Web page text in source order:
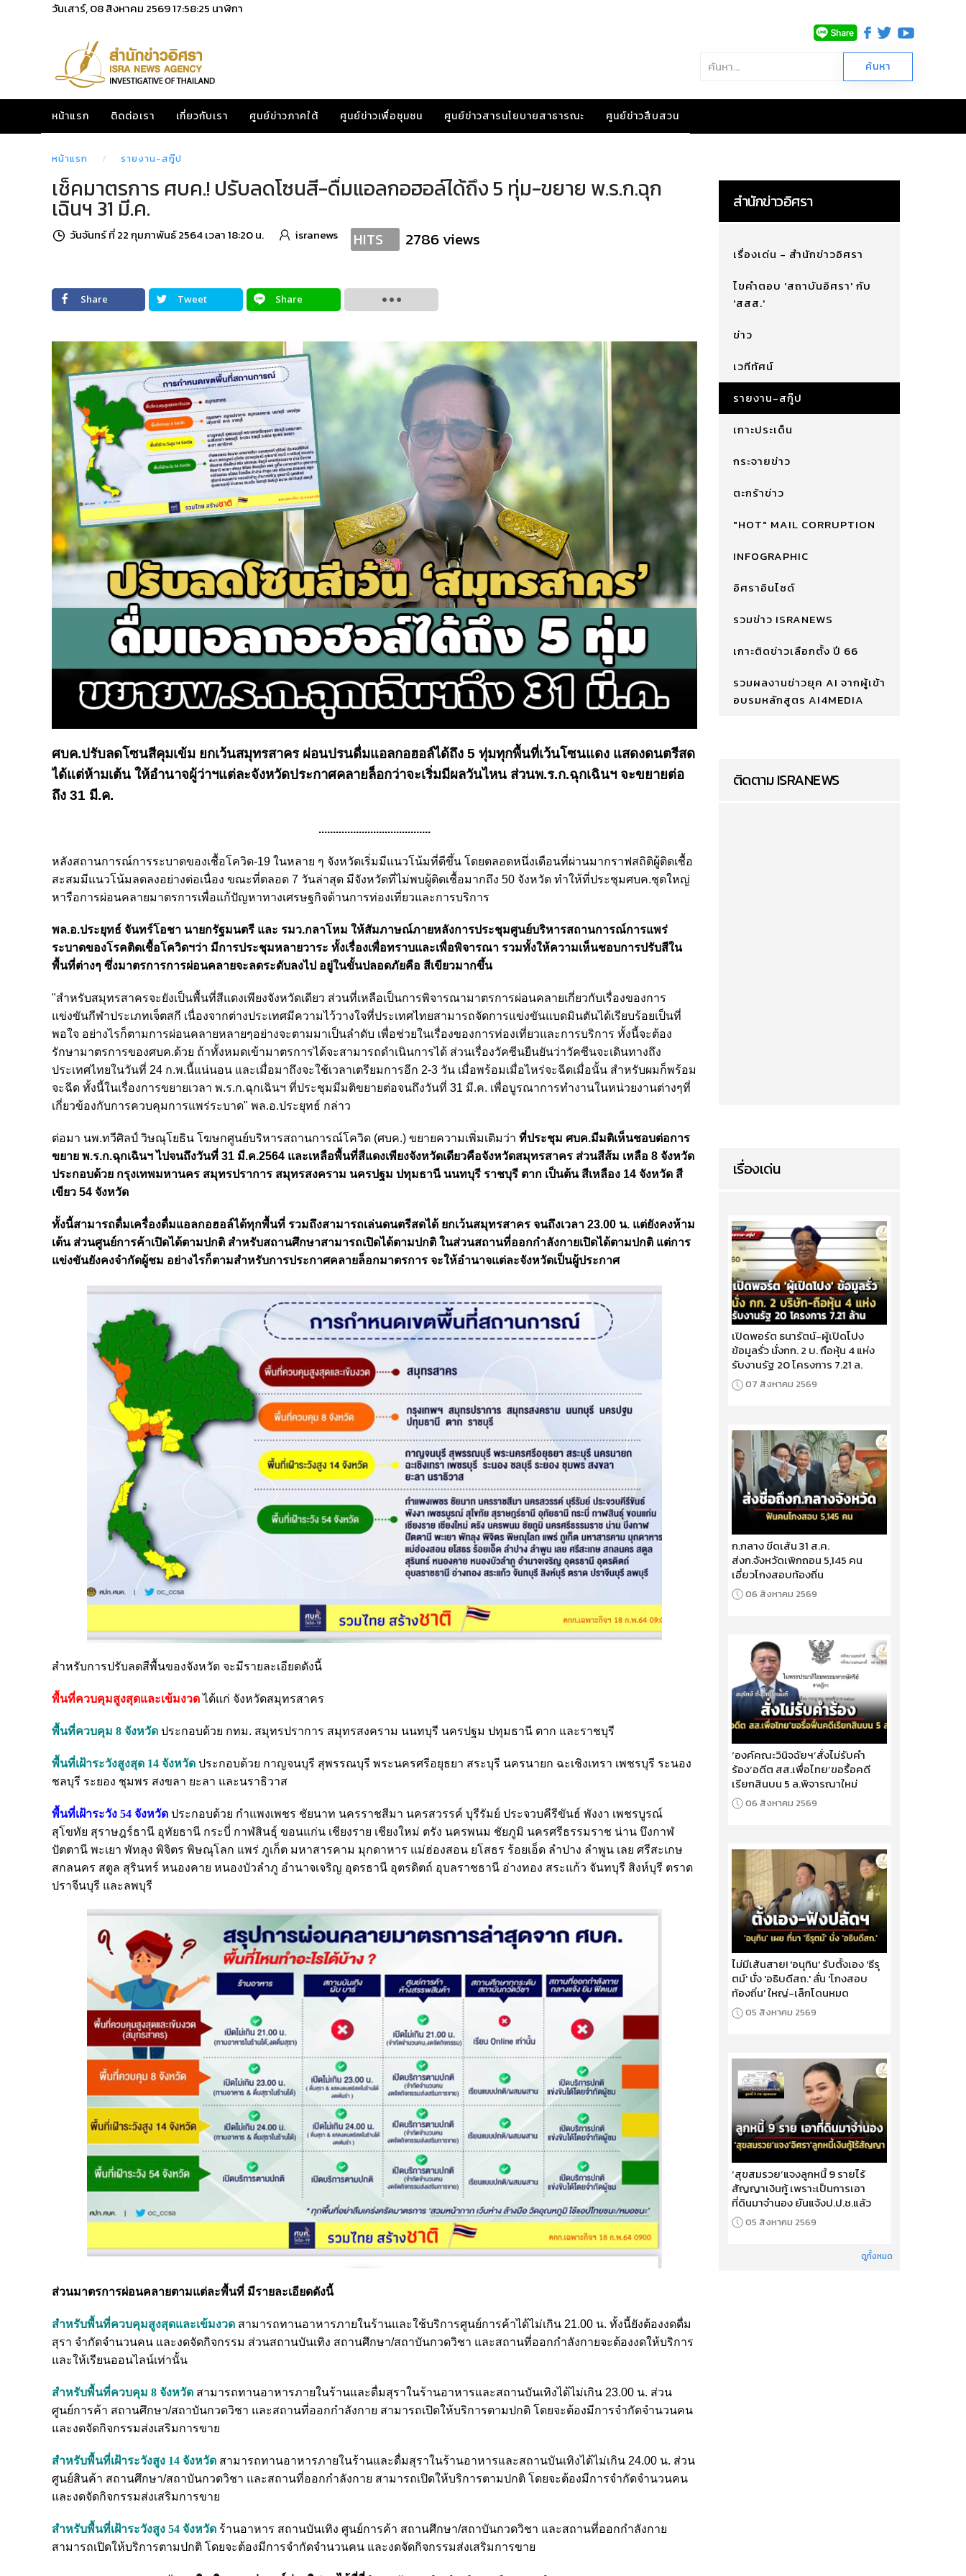
วันเสาร์, 08 สิงหาคม 256917:58:27 นาฬิกา
หน้าแรก ติดต่อเรา เกี่ยวกับเรา ศูนย์ข่าวภาคใต้ ศูนย์ข่าวเพื่อชุมชน ศูนย์ข่าวสารนโยบายสาธารณะ ศูนย์ข่าวสืบสวน
หน้าแรก รายงาน-สกู๊ป
เช็คมาตรการ ศบค.! ปรับลดโซนสี-ดื่มแอลกอฮอล์ได้ถึง 5 ทุ่ม-ขยาย พ.ร.ก.ฉุก
เฉินฯ 31 มี.ค.
วันจันทร์ ที่ 22 กุมภาพันธ์ 2564 เวลา 18:20 น. isranews HITS 2786 views
Share Tweet Share
ศบค.ปรับลดโซนสีคุมเข้ม ยกเว้นสมุทรสาคร ผ่อนปรนดื่มแอลกอฮอล์ได้ถึง 5 ทุ่มทุกพื้นที่เว้นโซนแดง แสดงดนตรีสด
ได้แต่ห้ามเต้น ให้อำนาจผู้ว่าฯแต่ละจังหวัดประกาศคลายล็อกว่าจะเริ่มมีผลวันไหน ส่วนพ.ร.ก.ฉุกเฉินฯ จะขยายต่อ
ถึง 31 มี.ค.
.......................................
หลังสถานการณ์การระบาดของเชื้อโควิด-19 ในหลาย ๆ จังหวัดเริ่มมีแนวโน้มที่ดีขึ้น โดยตลอดหนึ่งเดือนที่ผ่านมากราฟสถิติผู้ติดเชื้อ
สะสมมีแนวโน้มลดลงอย่างต่อเนื่อง ขณะที่ตลอด 7 วันล่าสุด มีจังหวัดที่ไม่พบผู้ติดเชื้อมากถึง 50 จังหวัด ทำให้ที่ประชุมศบค.ชุดใหญ่
หารือการผ่อนคลายมาตรการเพื่อแก้ปัญหาทางเศรษฐกิจด้านการท่องเที่ยวและการบริการ
พล.อ.ประยุทธ์ จันทร์โอชา นายกรัฐมนตรี และ รมว.กลาโหม ให้สัมภาษณ์ภายหลังการประชุมศูนย์บริหารสถานการณ์การแพร่
ระบาดของโรคติดเชื้อโควิดฯว่า มีการประชุมหลายวาระ ทั้งเรื่องเพื่อทราบและเพื่อพิจารณา รวมทั้งให้ความเห็นชอบการปรับสีใน
พื้นที่ต่างๆ ซึ่งมาตรการการผ่อนคลายจะลดระดับลงไป อยู่ในขั้นปลอดภัยคือ สีเขียวมากขึ้น
"สำหรับสมุทรสาครจะยังเป็นพื้นที่สีแดงเพียงจังหวัดเดียว ส่วนที่เหลือเป็นการพิจารณามาตรการผ่อนคลายเกี่ยวกับเรื่องของการ
แข่งขันกีฬาประเภทเจ็ตสกี เนื่องจากต่างประเทศมีความไว้วางใจที่ประเทศไทยสามารถจัดการแข่งขันแบดมินตันได้เรียบร้อยเป็นที่
พอใจ อย่างไรก็ตามการผ่อนคลายหลายๆอย่างจะตามมาเป็นลำดับ เพื่อช่วยในเรื่องของการท่องเที่ยวและการบริการ ทั้งนี้จะต้อง
รักษามาตรการของศบค.ด้วย ถ้าทั้งหมดเข้ามาตรการได้จะสามารถดำเนินการได้ ส่วนเรื่องวัคซีนยืนยันว่าวัคซีนจะเดินทางถึง
ประเทศไทยในวันที่ 24 ก.พ.นี้แน่นอน และเมื่อมาถึงจะใช้เวลาเตรียมการอีก 2-3 วัน เมื่อพร้อมเมื่อไหร่จะฉีดเมื่อนั้น สำหรับผมก็พร้อม
จะฉีด ทั้งนี้ในเรื่องการขยายเวลา พ.ร.ก.ฉุกเฉินฯ ที่ประชุมมีมติขยายต่อจนถึงวันที่ 31 มี.ค. เพื่อบูรณาการทำงานในหน่วยงานต่างๆที่
เกี่ยวข้องกับการควบคุมการแพร่ระบาด" พล.อ.ประยุทธ์ กล่าว
ต่อมา นพ.ทวีศิลป์ วิษณุโยธิน โฆษกศูนย์บริหารสถานการณ์โควิด (ศบค.) ขยายความเพิ่มเติมว่า ที่ประชุม ศบค.มีมติเห็นชอบต่อการ
ขยาย พ.ร.ก.ฉุกเฉินฯ ไปจนถึงวันที่ 31 มี.ค.2564 และเหลือพื้นที่สีแดงเพียงจังหวัดเดียวคือจังหวัดสมุทรสาคร ส่วนสีส้ม เหลือ 8 จังหวัด
ประกอบด้วย กรุงเทพมหานคร สมุทรปราการ สมุทรสงคราม นครปฐม ปทุมธานี นนทบุรี ราชบุรี ตาก เป็นต้น สีเหลือง 14 จังหวัด สี
เขียว 54 จังหวัด
ทั้งนี้สามารถดื่มเครื่องดื่มแอลกอฮอล์ได้ทุกพื้นที่ รวมถึงสามารถเล่นดนตรีสดได้ ยกเว้นสมุทรสาคร จนถึงเวลา 23.00 น. แต่ยังคงห้าม
เต้น ส่วนศูนย์การค้าเปิดได้ตามปกติ สำหรับสถานศึกษาสามารถเปิดได้ตามปกติ ในส่วนสถานที่ออกกำลังกายเปิดได้ตามปกติ แต่การ
แข่งขันยังคงจำกัดผู้ชม อย่างไรก็ตามสำหรับการประกาศคลายล็อกมาตรการ จะให้อำนาจแต่ละจังหวัดเป็นผู้ประกาศ
สำหรับการปรับลดสีพื้นของจังหวัด จะมีรายละเอียดดังนี้
พื้นที่ควบคุมสูงสุดและเข้มงวดได้แก่ จังหวัดสมุทรสาคร
พื้นที่ควบคุม 8 จังหวัด ประกอบด้วย กทม. สมุทรปราการ สมุทรสงคราม นนทบุรี นครปฐม ปทุมธานี ตาก และราชบุรี
พื้นที่เฝ้าระวังสูงสุด 14 จังหวัด ประกอบด้วย กาญจนบุรี สุพรรณบุรี พระนครศรีอยุธยา สระบุรี นครนายก ฉะเชิงเทรา เพชรบุรี ระนอง
ชลบุรี ระยอง ชุมพร สงขลา ยะลา และนราธิวาส
พื้นที่เฝ้าระวัง 54 จังหวัด ประกอบด้วย กำแพงเพชร ชัยนาท นครราชสีมา นครสวรรค์ บุรีรัมย์ ประจวบคีรีขันธ์ พังงา เพชรบูรณ์
สุโขทัย สุราษฎร์ธานี อุทัยธานี กระบี่ กาฬสินธุ์ ขอนแก่น เชียงราย เชียงใหม่ ตรัง นครพนม ชัยภูมิ นครศรีธรรมราช น่าน บึงกาฬ
ปัตตานี พะเยา พัทลุง พิจิตร พิษณุโลก แพร่ ภูเก็ต มหาสารคาม มุกดาหาร แม่ฮ่องสอน ยโสธร ร้อยเอ็ด ลำปาง ลำพูน เลย ศรีสะเกษ
สกลนคร สตูล สุรินทร์ หนองคาย หนองบัวลำภู อำนาจเจริญ อุดรธานี อุตรดิตถ์ อุบลราชธานี อ่างทอง สระแก้ว จันทบุรี สิงห์บุรี ตราด
ปราจีนบุรี และลพบุรี
ส่วนมาตรการผ่อนคลายตามแต่ละพื้นที่ มีรายละเอียดดังนี้
สำหรับพื้นที่ควบคุมสูงสุดและเข้มงวด สามารถทานอาหารภายในร้านและใช้บริการศูนย์การค้าได้ไม่เกิน 21.00 น. ทั้งนี้ยังต้องงดดื่ม
สุรา จำกัดจำนวนคน และงดจัดกิจกรรม ส่วนสถานบันเทิง สถานศึกษา/สถาบันกวดวิชา และสถานที่ออกกำลังกายจะต้องงดให้บริการ
และให้เรียนออนไลน์เท่านั้น
สำหรับพื้นที่ควบคุม 8 จังหวัด สามารถทานอาหารภายในร้านและดื่มสุราในร้านอาหารและสถานบันเทิงได้ไม่เกิน 23.00 น. ส่วน
ศูนย์การค้า สถานศึกษา/สถาบันกวดวิชา และสถานที่ออกกำลังกาย สามารถเปิดให้บริการตามปกติ โดยจะต้องมีการจำกัดจำนวนคน
และงดจัดกิจกรรมส่งเสริมการขาย
สำหรับพื้นที่เฝ้าระวังสูง 14 จังหวัด สามารถทานอาหารภายในร้านและดื่มสุราในร้านอาหารและสถานบันเทิงได้ไม่เกิน 24.00 น. ส่วน
ศูนย์สินค้า สถานศึกษา/สถาบันกวดวิชา และสถานที่ออกกำลังกาย สามารถเปิดให้บริการตามปกติ โดยจะต้องมีการจำกัดจำนวนคน
และงดจัดกิจกรรมส่งเสริมการขาย
สำหรับพื้นที่เฝ้าระวังสูง 54 จังหวัด ร้านอาหาร สถานบันเทิง ศูนย์การค้า สถานศึกษา/สถาบันกวดวิชา และสถานที่ออกกำลังกาย
สามารถเปิดให้บริการตามปกติ โดยจะต้องมีการจำกัดจำนวนคน และงดจัดกิจกรรมส่งเสริมการขาย
สำนักข่าวอิศรา
เรื่องเด่น - สำนักข่าวอิศรา
ไขคำตอบ 'สถาบันอิศรา' กับ
'สสส.'
ข่าว
เวทีทัศน์
รายงาน-สกู๊ป
เกาะประเด็น
กระจายข่าว
ตะกร้าข่าว
"HOT" MAIL CORRUPTION
INFOGRAPHIC
อิศราอินไซด์
รวมข่าว ISRANEWS
เกาะติดข่าวเลือกตั้ง ปี 66
รวมผลงานข่าวยุค AI จากผู้เข้า
อบรมหลักสูตร AI4MEDIA
ติดตาม ISRANEWS
เรื่องเด่น
เปิดพอร์ต ธนารัตน์-ผู้เปิดโปง
ข้อมูลรั่ว นั่งกก. 2 บ. ถือหุ้น 4 แห่ง
รับงานรัฐ 20 โครงการ 7.21 ล.
07 สิงหาคม 2569
ก.กลาง ขีดเส้น 31 ส.ค.
ส่งก.จังหวัดเพิกถอน 5,145 คน
เอี่ยวโกงสอบท้องถิ่น
06 สิงหาคม 2569
‘องค์คณะวินิจฉัยฯ’สั่งไม่รับคำ
ร้อง‘อดีต สส.เพื่อไทย’ขอรื้อคดี
เรียกสินบน 5 ล.พิจารณาใหม่
06 สิงหาคม 2569
ไม่มีเส้นสาย! 'อนุทิน' รับตั้งเอง 'ธีรุ
ตม์' นั่ง 'อธิบดีสถ.' ลั่น 'โกงสอบ
ท้องถิ่น' ใหญ่-เล็กโดนหมด
05 สิงหาคม 2569
‘สุขสมรวย’แจงลูกหนี้ 9 รายไร้
สัญญาเงินกู้ เพราะเป็นการเอา
ที่ดินมาจำนอง ยันแจ้งป.ป.ช.แล้ว
05 สิงหาคม 2569
ดูทั้งหมด